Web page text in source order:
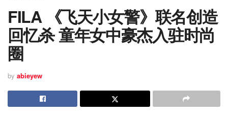
FILA 《飞天小女警》联名创造
回忆杀 童年女中豪杰入驻时尚
圈
by abieyew